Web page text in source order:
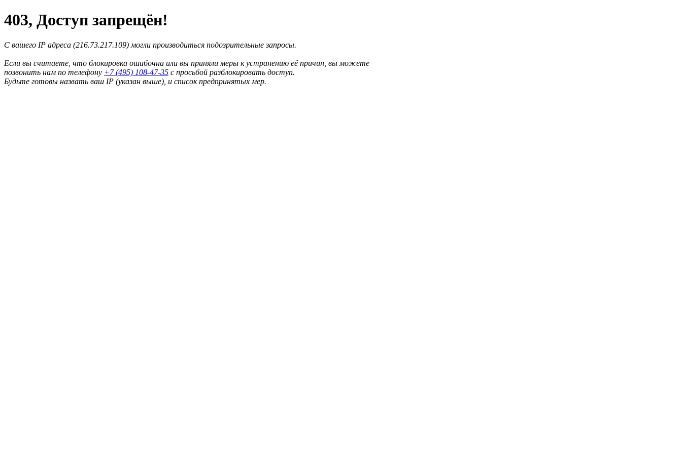
403, Доступ запрещён!
С вашего IP адреса (216.73.217.109) могли производиться подозрительные запросы.
Если вы считаете, что блокировка ошибочна или вы приняли меры к устранению её причин, вы можете
позвонить нам по телефону +7 (495) 108-47-35 с просьбой разблокировать доступ.
Будьте готовы назвать ваш IP (указан выше), и список предпринятых мер.